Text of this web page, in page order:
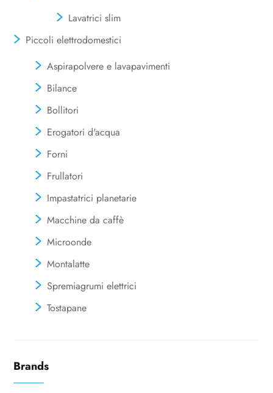
Lavatrici slim
Piccoli elettrodomestici
Aspirapolvere e lavapavimenti
Bilance
Bollitori
Erogatori d'acqua
Forni
Frullatori
Impastatrici planetarie
Macchine da caffè
Microonde
Montalatte
Spremiagrumi elettrici
Tostapane
Brands